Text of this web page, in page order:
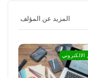
المزيد عن المؤلف
الالكتروني